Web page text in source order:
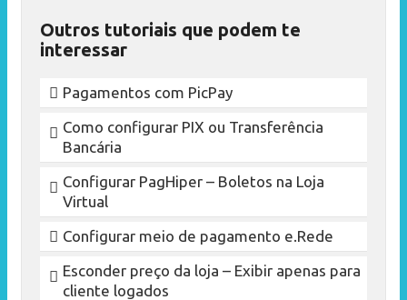
Outros tutoriais que podem te
interessar
Pagamentos com PicPay
Como configurar PIX ou Transferência
Bancária
Configurar PagHiper – Boletos na Loja
Virtual
Configurar meio de pagamento e.Rede
Esconder preço da loja – Exibir apenas para
cliente logados